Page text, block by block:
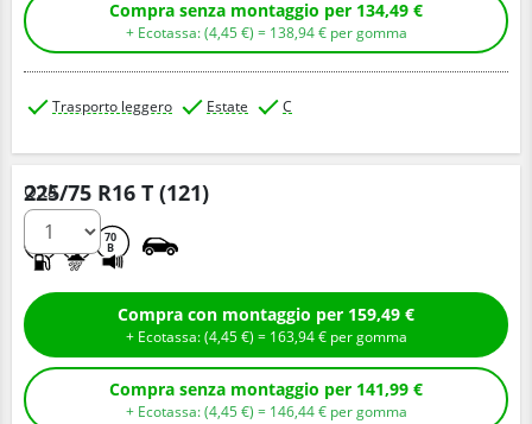
Compra senza montaggio per 134,49 €
+ Ecotassa: (4,45€ ) = 138,94€ per gomma
Trasporto leggero Estate C
225/75 R16 T (121)
70
B
Q.tà
Compra con montaggio per 159,49 €
+ Ecotassa: (4,45€ ) = 163,94€ per gomma
Compra senza montaggio per 141,99 €
+ Ecotassa: (4,45€ ) = 146,44€ per gomma